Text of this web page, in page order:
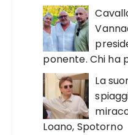
ponente. Chi ha
La
Loano, Spotorno